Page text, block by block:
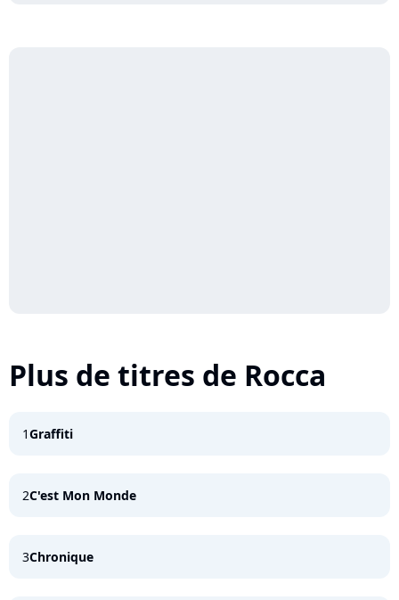
Plus de titres de Rocca
1Graffiti
2C'est Mon Monde
3Chronique